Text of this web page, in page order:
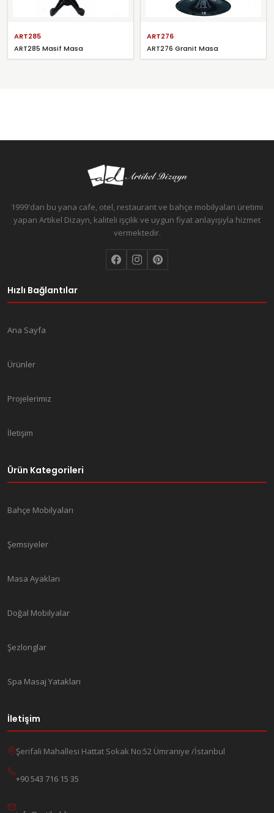
ART285
ART285 Masif Masa
ART276
ART276 Granit Masa
1999'dan bu yana cafe, otel, restaurant ve bahçe mobilyaları üretimi
yapan Artikel Dizayn, kaliteli işçilik ve uygun fiyat anlayışıyla hizmet
vermektedir.
Hızlı Bağlantılar
Ana Sayfa
Ürünler
Projelerimiz
İletişim
Ürün Kategorileri
Bahçe Mobilyaları
Şemsiyeler
Masa Ayakları
Doğal Mobilyalar
Şezlonglar
Spa Masaj Yatakları
İletişim
Şerifali Mahallesi Hattat Sokak No:52 Ümraniye /İstanbul
+90 543 716 15 35